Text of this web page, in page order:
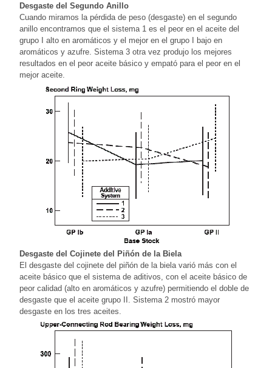
Desgaste del Segundo Anillo
Cuando miramos la pérdida de peso (desgaste) en el segundo
anillo encontramos que el sistema 1 es el peor en el aceite del
grupo I alto en aromáticos y el mejor en el grupo I bajo en
aromáticos y azufre. Sistema 3 otra vez produjo los mejores
resultados en el peor aceite básico y empató para el peor en el
mejor aceite.
Desgaste del Cojinete del Piñón de la Biela
El desgaste del cojinete del piñón de la biela varió más con el
aceite básico que el sistema de aditivos, con el aceite básico de
peor calidad (alto en aromáticos y azufre) permitiendo el doble de
desgaste que el aceite grupo II. Sistema 2 mostró mayor
desgaste en los tres aceites.